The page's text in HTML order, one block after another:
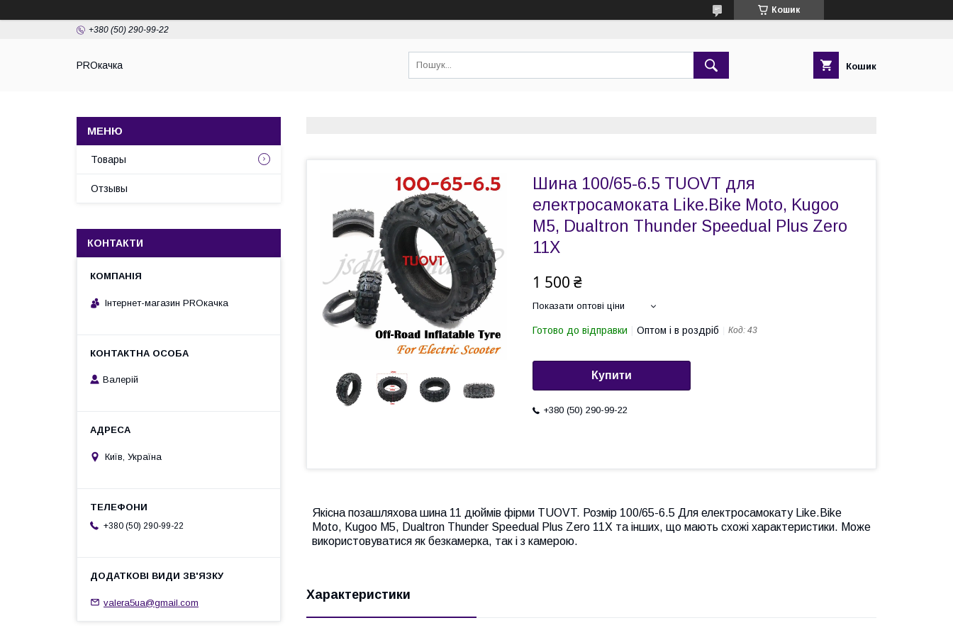
Кошик
+380 (50) 290-99-22
PROкачка Кошик
Шина 100/65-6.5 TUOVT для
електросамоката Like.Bike Moto, Kugoo
M5, Dualtron Thunder Speedual Plus Zero
11X
1 500 ₴
Показати оптові ціни
Готово до відправки Оптом і в роздріб Код: 43
Купити
+380 (50) 290-99-22
Якісна позашляхова шина 11 дюймів фірми TUOVT. Розмір 100/65-6.5 Для електросамокату Like.Bike
Moto, Kugoo M5, Dualtron Thunder Speedual Plus Zero 11X та інших, що мають схожі характеристики. Може
використовуватися як безкамерка, так і з камерою.
Характеристики
Товары
Отзывы
КОНТАКТИ
Інтернет-магазин PROкaчка
Валерій
Київ, Україна
+380 (50) 290-99-22
valera5ua@gmail.com